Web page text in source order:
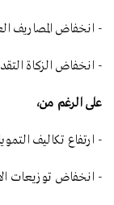
- انخفاض المصاريف
- انخفاض الزكاة
على الرغم من،
- ارتفاع تكاليف
- انخفاض توزيعات